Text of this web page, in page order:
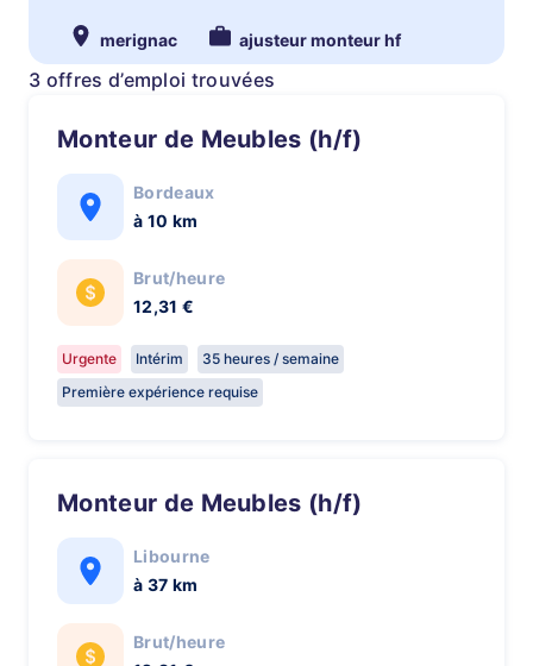
merignac ajusteur monteur hf
3 offres d’emploi trouvées
Monteur de Meubles (h/f)
Bordeaux
à 10 km
Brut/heure
12,31 €
Urgente Intérim
35 heures / semaine
Première expérience requise
Monteur de Meubles (h/f)
Libourne
à 37 km
Brut/heure